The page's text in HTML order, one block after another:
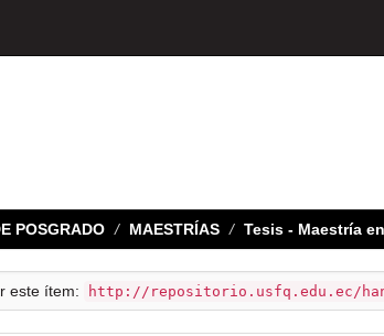
POSGRADO MAESTRÍAS Tesis - Maestría
este ítem: http://repositorio.usfq.edu.ec/